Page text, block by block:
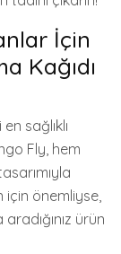
İçin
Kağıdı
sağlıklı
Fly, hem
için önemliyse,
ürün